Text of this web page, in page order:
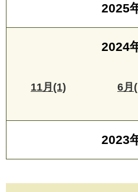
2025
2024
11月(1) 6月
2023